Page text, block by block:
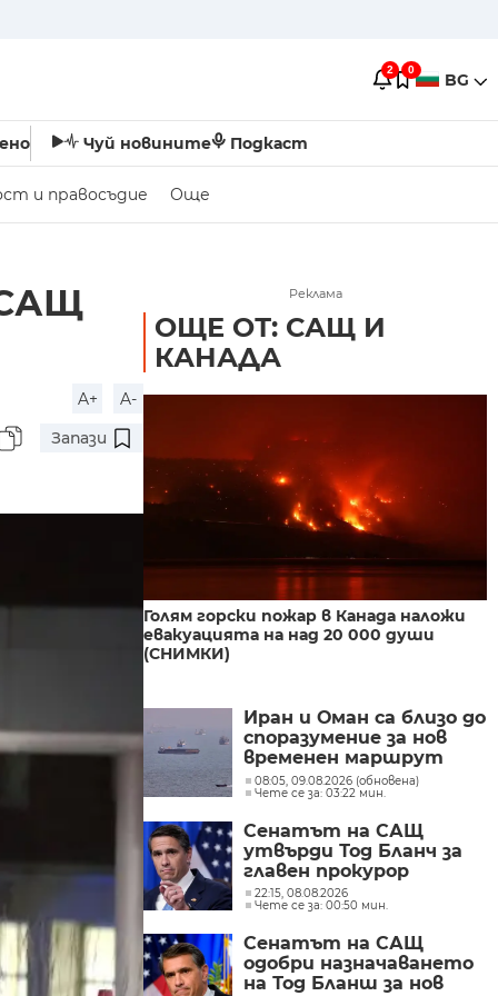
2 0 BG
Чуй новините Подкаст
и правосъдие Още
САЩ
A+
A-
Запази
Реклама
ОЩЕ ОТ: САЩ И
КАНАДА
Голям горски пожар в Канада наложи
евакуацията на над 20 000 души
(СНИМКИ)
Иран и Оман са близо до
споразумение за нов
временен маршрут
през Ормузкия проток
08:05, 09.08.2026 (обновена)
Чете се за: 03:22 мин.
Сенатът на САЩ
утвърди Тод Бланч за
главен прокурор
22:15, 08.08.2026
Чете се за: 00:50 мин.
Сенатът на САЩ
одобри назначаването
на Тод Бланш за нов